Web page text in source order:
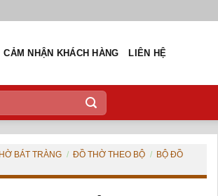
CẢM NHẬN KHÁCH HÀNG LIÊN HỆ
BÁT TRÀNG / ĐỒ THỜ THEO BỘ / BỘ ĐỒ